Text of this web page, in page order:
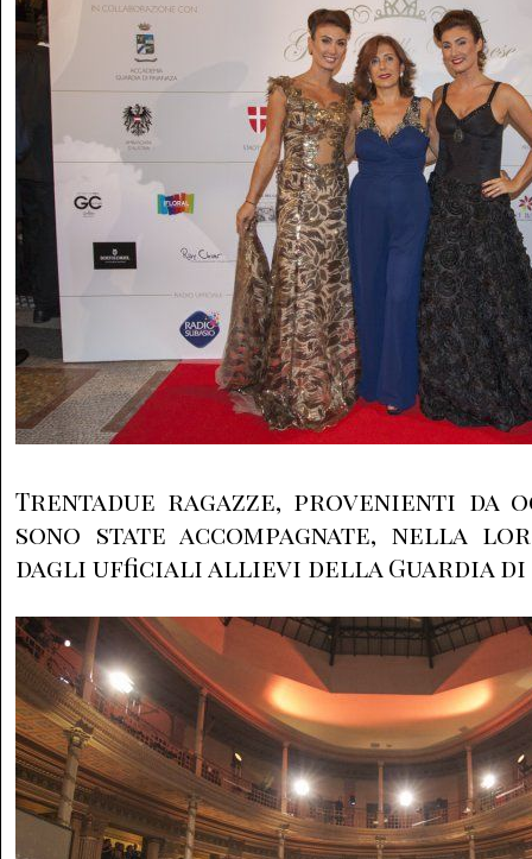
Trentadue ragazze, provenienti da
sono state accompagnate, nella
dagli ufficiali allievi della Guardia di